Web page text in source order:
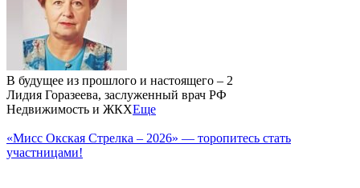
В будущее из прошлого и настоящего – 2
Лидия Горазеева, заслуженный врач РФ
Недвижимость и ЖКХЕще
«Мисс Окская Стрелка – 2026» — торопитесь стать
участницами!